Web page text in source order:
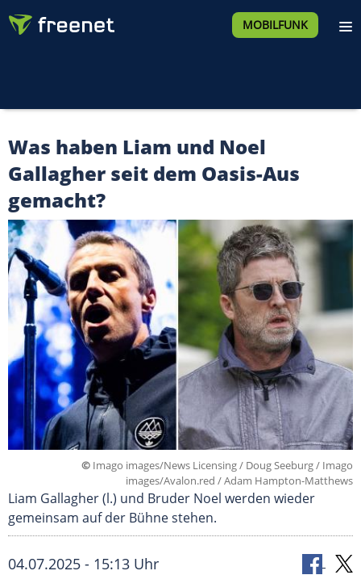
MOBILFUNK
Was haben Liam und Noel
Gallagher seit dem Oasis-Aus
gemacht?
© Imago images/News Licensing / Doug Seeburg / Imago
images/Avalon.red / Adam Hampton-Matthews
Liam Gallagher (l.) und Bruder Noel werden wieder
gemeinsam auf der Bühne stehen.
04.07.2025 - 15:13 Uhr